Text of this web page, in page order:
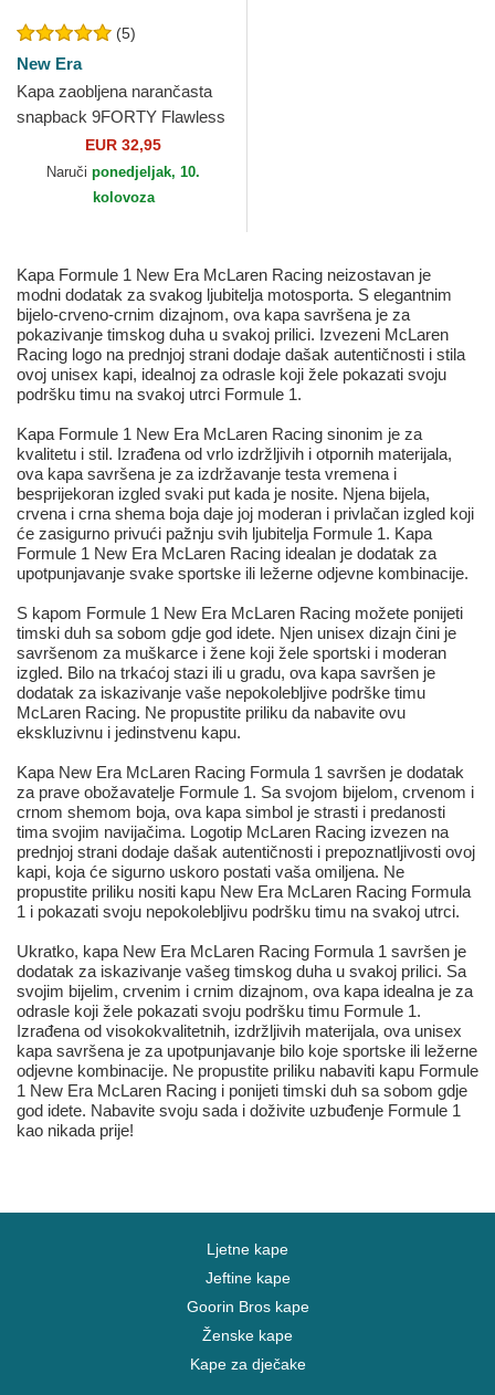
(5)
New Era
Kapa zaobljena narančasta
snapback 9FORTY Flawless
McLaren Racing Formula 1
New Era
EUR 32,95
Naruči ponedjeljak, 10.
kolovoza
Kapa Formule 1 New Era McLaren Racing neizostavan je
modni dodatak za svakog ljubitelja motosporta. S elegantnim
bijelo-crveno-crnim dizajnom, ova kapa savršena je za
pokazivanje timskog duha u svakoj prilici. Izvezeni McLaren
Racing logo na prednjoj strani dodaje dašak autentičnosti i stila
ovoj unisex kapi, idealnoj za odrasle koji žele pokazati svoju
podršku timu na svakoj utrci Formule 1.
Kapa Formule 1 New Era McLaren Racing sinonim je za
kvalitetu i stil. Izrađena od vrlo izdržljivih i otpornih materijala,
ova kapa savršena je za izdržavanje testa vremena i
besprijekoran izgled svaki put kada je nosite. Njena bijela,
crvena i crna shema boja daje joj moderan i privlačan izgled koji
će zasigurno privući pažnju svih ljubitelja Formule 1. Kapa
Formule 1 New Era McLaren Racing idealan je dodatak za
upotpunjavanje svake sportske ili ležerne odjevne kombinacije.
S kapom Formule 1 New Era McLaren Racing možete ponijeti
timski duh sa sobom gdje god idete. Njen unisex dizajn čini je
savršenom za muškarce i žene koji žele sportski i moderan
izgled. Bilo na trkaćoj stazi ili u gradu, ova kapa savršen je
dodatak za iskazivanje vaše nepokolebljive podrške timu
McLaren Racing. Ne propustite priliku da nabavite ovu
ekskluzivnu i jedinstvenu kapu.
Kapa New Era McLaren Racing Formula 1 savršen je dodatak
za prave obožavatelje Formule 1. Sa svojom bijelom, crvenom i
crnom shemom boja, ova kapa simbol je strasti i predanosti
tima svojim navijačima. Logotip McLaren Racing izvezen na
prednjoj strani dodaje dašak autentičnosti i prepoznatljivosti ovoj
kapi, koja će sigurno uskoro postati vaša omiljena. Ne
propustite priliku nositi kapu New Era McLaren Racing Formula
1 i pokazati svoju nepokolebljivu podršku timu na svakoj utrci.
Ukratko, kapa New Era McLaren Racing Formula 1 savršen je
dodatak za iskazivanje vašeg timskog duha u svakoj prilici. Sa
svojim bijelim, crvenim i crnim dizajnom, ova kapa idealna je za
odrasle koji žele pokazati svoju podršku timu Formule 1.
Izrađena od visokokvalitetnih, izdržljivih materijala, ova unisex
kapa savršena je za upotpunjavanje bilo koje sportske ili ležerne
odjevne kombinacije. Ne propustite priliku nabaviti kapu Formule
1 New Era McLaren Racing i ponijeti timski duh sa sobom gdje
god idete. Nabavite svoju sada i doživite uzbuđenje Formule 1
kao nikada prije!
Ljetne kape
Jeftine kape
Goorin Bros kape
Ženske kape
Kape za dječake